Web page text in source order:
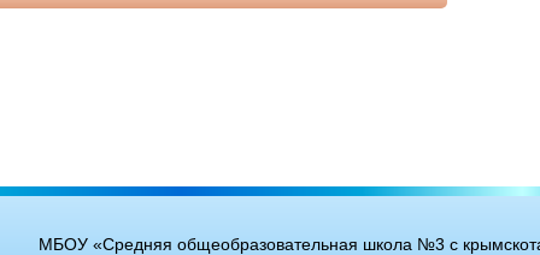
МБОУ «Средняя общеобразовательная школа №3 с